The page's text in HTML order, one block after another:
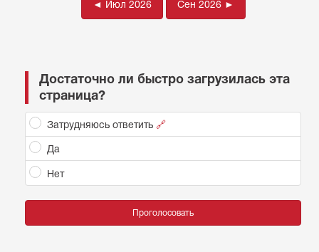
◄ Июл 2026 Сен 2026 ►
Достаточно ли быстро загрузилась эта
страница?
Затрудняюсь ответить 🔗
Да
Нет
Проголосовать